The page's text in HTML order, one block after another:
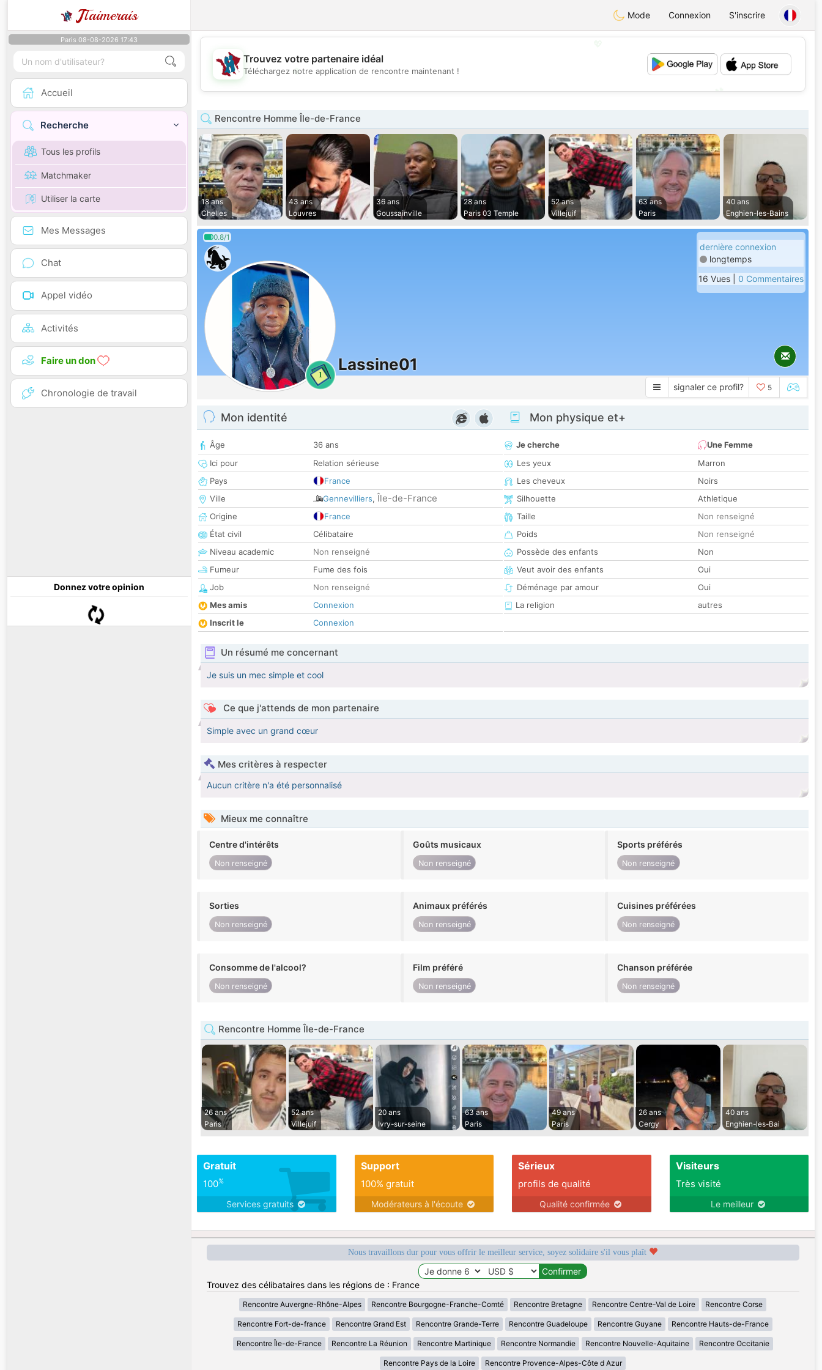
JTaimerais Mode Connexion S'inscrire
Paris 08-08-2026 17:43
Accueil
Recherche
Tous les profils
Matchmaker
Utiliser la carte
Mes Messages
Chat
Appel vidéo
Activités
Faire un don
Chronologie de travail
Donnez votre opinion
💕
Trouvez votre partenaire idéal
Téléchargez notre application de rencontre maintenant !
Rencontre Homme Île-de-France
18 ans
Chelles
43 ans
Louvres
36 ans
Goussainville
28 ans
Paris 03 Temple
52 ans
Villejuif
63 ans
Paris
40 ans
Enghien-les-Bains
0.8/1
1
Lassine01
dernière connexion
longtemps
16 Vues | 0 Commentaires
signaler ce profil? 5
Mon identité
Âge
36 ans
Ici pour
Relation sérieuse
Pays
France
Ville
Gennevilliers, Île-de-France
Origine
France
État civil
Célibataire
Niveau academic
Non renseigné
Fumeur
Fume des fois
Job
Non renseigné
Mes amis
Connexion
Inscrit le
Connexion
Mon physique et+
Je cherche
Une Femme
Les yeux
Marron
Les cheveux
Noirs
Silhouette
Athletique
Taille
Non renseigné
Poids
Non renseigné
Possède des enfants
Non
Veut avoir des enfants
Oui
Déménage par amour
Oui
La religion
autres
Un résumé me concernant
Je suis un mec simple et cool
Ce que j'attends de mon partenaire
Simple avec un grand cœur
Mes critères à respecter
Aucun critère n'a été personnalisé
Mieux me connaître
Centre d'intérêts
Non renseigné
Goûts musicaux
Non renseigné
Sports préférés
Non renseigné
Sorties
Non renseigné
Animaux préférés
Non renseigné
Cuisines préférées
Non renseigné
Consomme de l'alcool?
Non renseigné
Film préféré
Non renseigné
Chanson préférée
Non renseigné
Rencontre Homme Île-de-France
26 ans
Paris
52 ans
Villejuif
20 ans
Ivry-sur-seine
63 ans
Paris
49 ans
Paris
26 ans
Cergy
40 ans
Enghien-les-Bai
Gratuit
100%
Services gratuits
Support
100% gratuit
Modérateurs à l'écoute
Sérieux
profils de qualité
Qualité confirmée
Visiteurs
Très visité
Le meilleur
Nous travaillons dur pour vous offrir le meilleur service, soyez solidaire s'il vous plaît
Trouvez des célibataires dans les régions de : France
Rencontre Auvergne-Rhône-Alpes Rencontre Bourgogne-Franche-Comté Rencontre Bretagne Rencontre Centre-Val de Loire Rencontre Corse
Rencontre Fort-de-france Rencontre Grand Est Rencontre Grande-Terre Rencontre Guadeloupe Rencontre Guyane Rencontre Hauts-de-France
Rencontre Île-de-France Rencontre La Réunion Rencontre Martinique Rencontre Normandie Rencontre Nouvelle-Aquitaine Rencontre Occitanie
Rencontre Pays de la Loire Rencontre Provence-Alpes-Côte d Azur